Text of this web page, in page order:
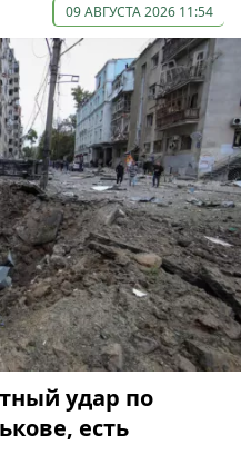
09 АВГУСТА 2026 11:54
удар по
есть